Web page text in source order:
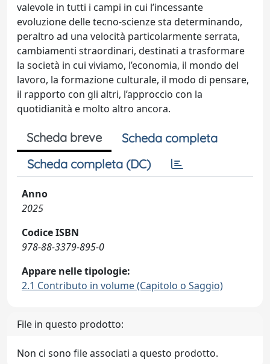
valevole in tutti i campi in cui l’incessante
evoluzione delle tecno-scienze sta determinando,
peraltro ad una velocità particolarmente serrata,
cambiamenti straordinari, destinati a trasformare
la società in cui viviamo, l’economia, il mondo del
lavoro, la formazione culturale, il modo di pensare,
il rapporto con gli altri, l’approccio con la
quotidianità e molto altro ancora.
Scheda breve
Scheda completa
Scheda completa (DC)
Anno
2025
Codice ISBN
978-88-3379-895-0
Appare nelle tipologie:
2.1 Contributo in volume (Capitolo o Saggio)
File in questo prodotto:
Non ci sono file associati a questo prodotto.